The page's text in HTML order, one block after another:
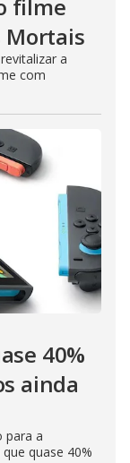
filme
Mortais
a
com
40%
ainda
para a
quase 40%